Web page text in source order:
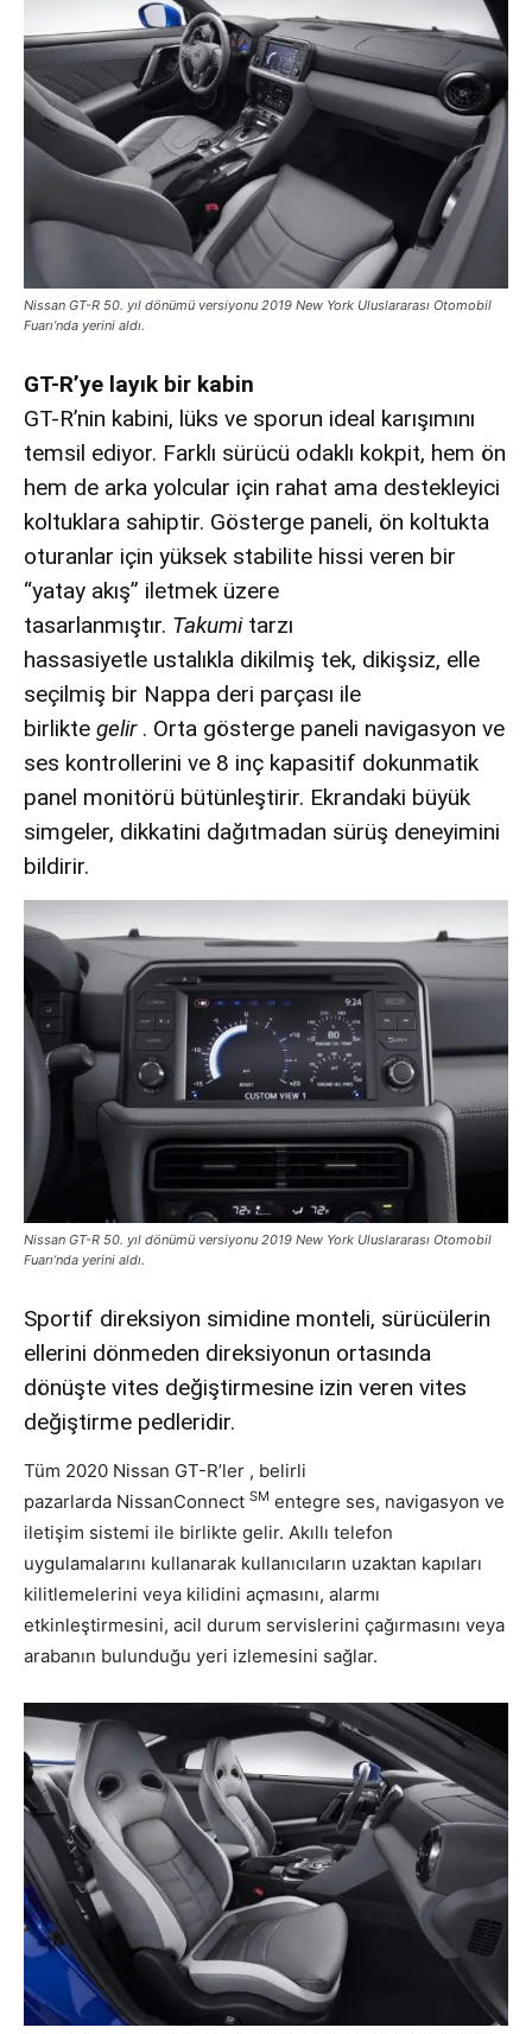
Nissan GT-R 50. yıl dönümü versiyonu 2019 New York Uluslararası Otomobil
Fuarı’nda yerini aldı.
GT-R’ye layık bir kabin
GT-R’nin kabini, lüks ve sporun ideal karışımını
temsil ediyor. Farklı sürücü odaklı kokpit, hem ön
hem de arka yolcular için rahat ama destekleyici
koltuklara sahiptir. Gösterge paneli, ön koltukta
oturanlar için yüksek stabilite hissi veren bir
“yatay akış” iletmek üzere
tasarlanmıştır. Takumitarzı
hassasiyetle ustalıkla dikilmiş tek, dikişsiz, elle
seçilmiş bir Nappa deri parçası ile
birlikte gelir. Orta gösterge paneli navigasyon ve
ses kontrollerini ve 8 inç kapasitif dokunmatik
panel monitörü bütünleştirir. Ekrandaki büyük
simgeler, dikkatini dağıtmadan sürüş deneyimini
bildirir.
Nissan GT-R 50. yıl dönümü versiyonu 2019 New York Uluslararası Otomobil
Fuarı’nda yerini aldı.
Sportif direksiyon simidine monteli, sürücülerin
ellerini dönmeden direksiyonun ortasında
dönüşte vites değiştirmesine izin veren vites
değiştirme pedleridir.
Tüm 2020 Nissan GT-R’ler , belirli
pazarlarda NissanConnect SM entegre ses, navigasyon ve
iletişim sistemi ile birlikte gelir. Akıllı telefon
uygulamalarını kullanarak kullanıcıların uzaktan kapıları
kilitlemelerini veya kilidini açmasını, alarmı
etkinleştirmesini, acil durum servislerini çağırmasını veya
arabanın bulunduğu yeri izlemesini sağlar.